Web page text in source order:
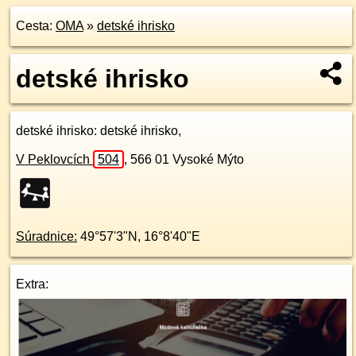
Cesta: OMA» detské ihrisko
detské ihrisko
detské ihrisko: detské ihrisko,
V Peklovcích 504 , 566 01 Vysoké Mýto
Súradnice: 49°57'3"N , 16°8'40"E
Extra: